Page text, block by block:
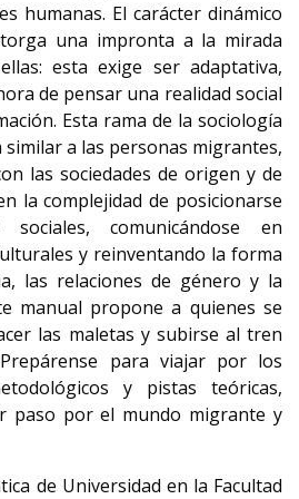
humanas. El carácter dinámico
una impronta a la mirada
esta exige ser adaptativa,
de pensar una realidad social
Esta rama de la sociología
a las personas migrantes,
las sociedades de origen y de
la complejidad de posicionarse
comunicándose en
y reinventando la forma
las relaciones de género y la
manual propone a quienes se
las maletas y subirse al tren
para viajar por los
y pistas teóricas,
paso por el mundo migrante y
de Universidad en la Facultad